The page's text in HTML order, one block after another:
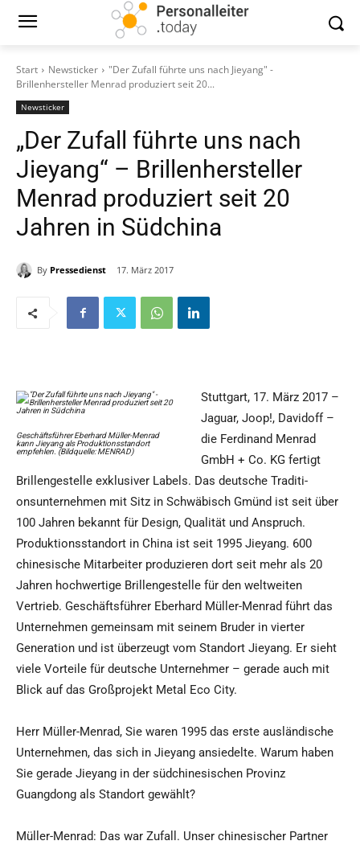
Start Newsticker
"Der Zufall führte uns nach Jieyang" -
Brillenhersteller Menrad produziert seit 20...
Newsticker
„Der Zufall führte uns nach
Jieyang“ – Brillenhersteller
Menrad produziert seit 20
Jahren in Südchina
By Pressedienst 17. März 2017
Geschäftsführer Eberhard Müller-Menrad
kann Jieyang als Produktionsstandort
empfehlen. (Bildquelle: MENRAD)
Stuttgart, 17. März 2017 –
Jaguar, Joop!, Davidoff –
die Ferdinand Menrad
GmbH + Co. KG fertigt
Brillengestelle exklusiver Labels. Das deutsche Traditi-
onsunternehmen mit Sitz in Schwäbisch Gmünd ist seit über
100 Jahren bekannt für Design, Qualität und Anspruch.
Produktionsstandort in China ist seit 1995 Jieyang. 600
chinesische Mitarbeiter produzieren dort seit mehr als 20
Jahren hochwertige Brillengestelle für den weltweiten
Vertrieb. Geschäftsführer Eberhard Müller-Menrad führt das
Unternehmen gemeinsam mit seinem Bruder in vierter
Generation und ist überzeugt vom Standort Jieyang. Er sieht
viele Vorteile für deutsche Unternehmer – gerade auch mit
Blick auf das Großprojekt Metal Eco City.
Herr Müller-Menrad, Sie waren 1995 das erste ausländische
Unternehmen, das sich in Jieyang ansiedelte. Warum haben
Sie gerade Jieyang in der südchinesischen Provinz
Guangdong als Standort gewählt?
Müller-Menrad: Das war Zufall. Unser chinesischer Partner